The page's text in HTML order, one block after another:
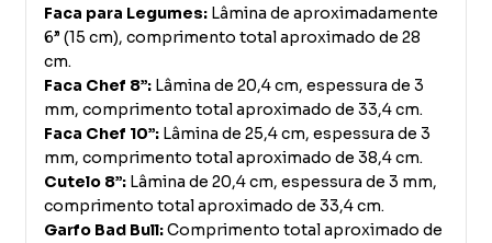
Faca para Legumes: Lâmina de aproximadamente
6” (15 cm), comprimento total aproximado de 28
cm.
Faca Chef 8”: Lâmina de 20,4 cm, espessura de 3
mm, comprimento total aproximado de 33,4 cm.
Faca Chef 10”: Lâmina de 25,4 cm, espessura de 3
mm, comprimento total aproximado de 38,4 cm.
Cutelo 8”: Lâmina de 20,4 cm, espessura de 3 mm,
comprimento total aproximado de 33,4 cm.
Garfo Bad Bull:Comprimento total aproximado de